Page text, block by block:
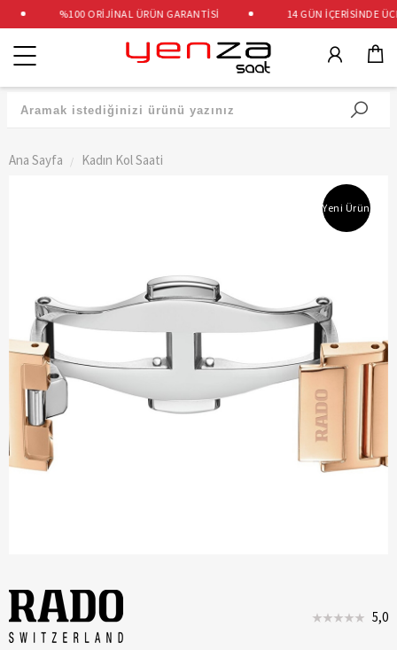
%100 ORİJİNAL ÜRÜN GARANTİSİ 14 GÜN İÇERİSİNDE
Kategoriler
Ana Sayfa Kadın Kol Saati
Yeni Ürün
5,0